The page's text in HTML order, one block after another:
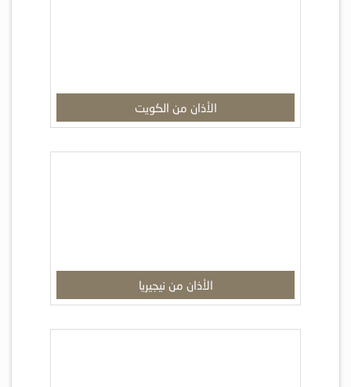
الأذان من الكويت
الأذان من نيجيريا